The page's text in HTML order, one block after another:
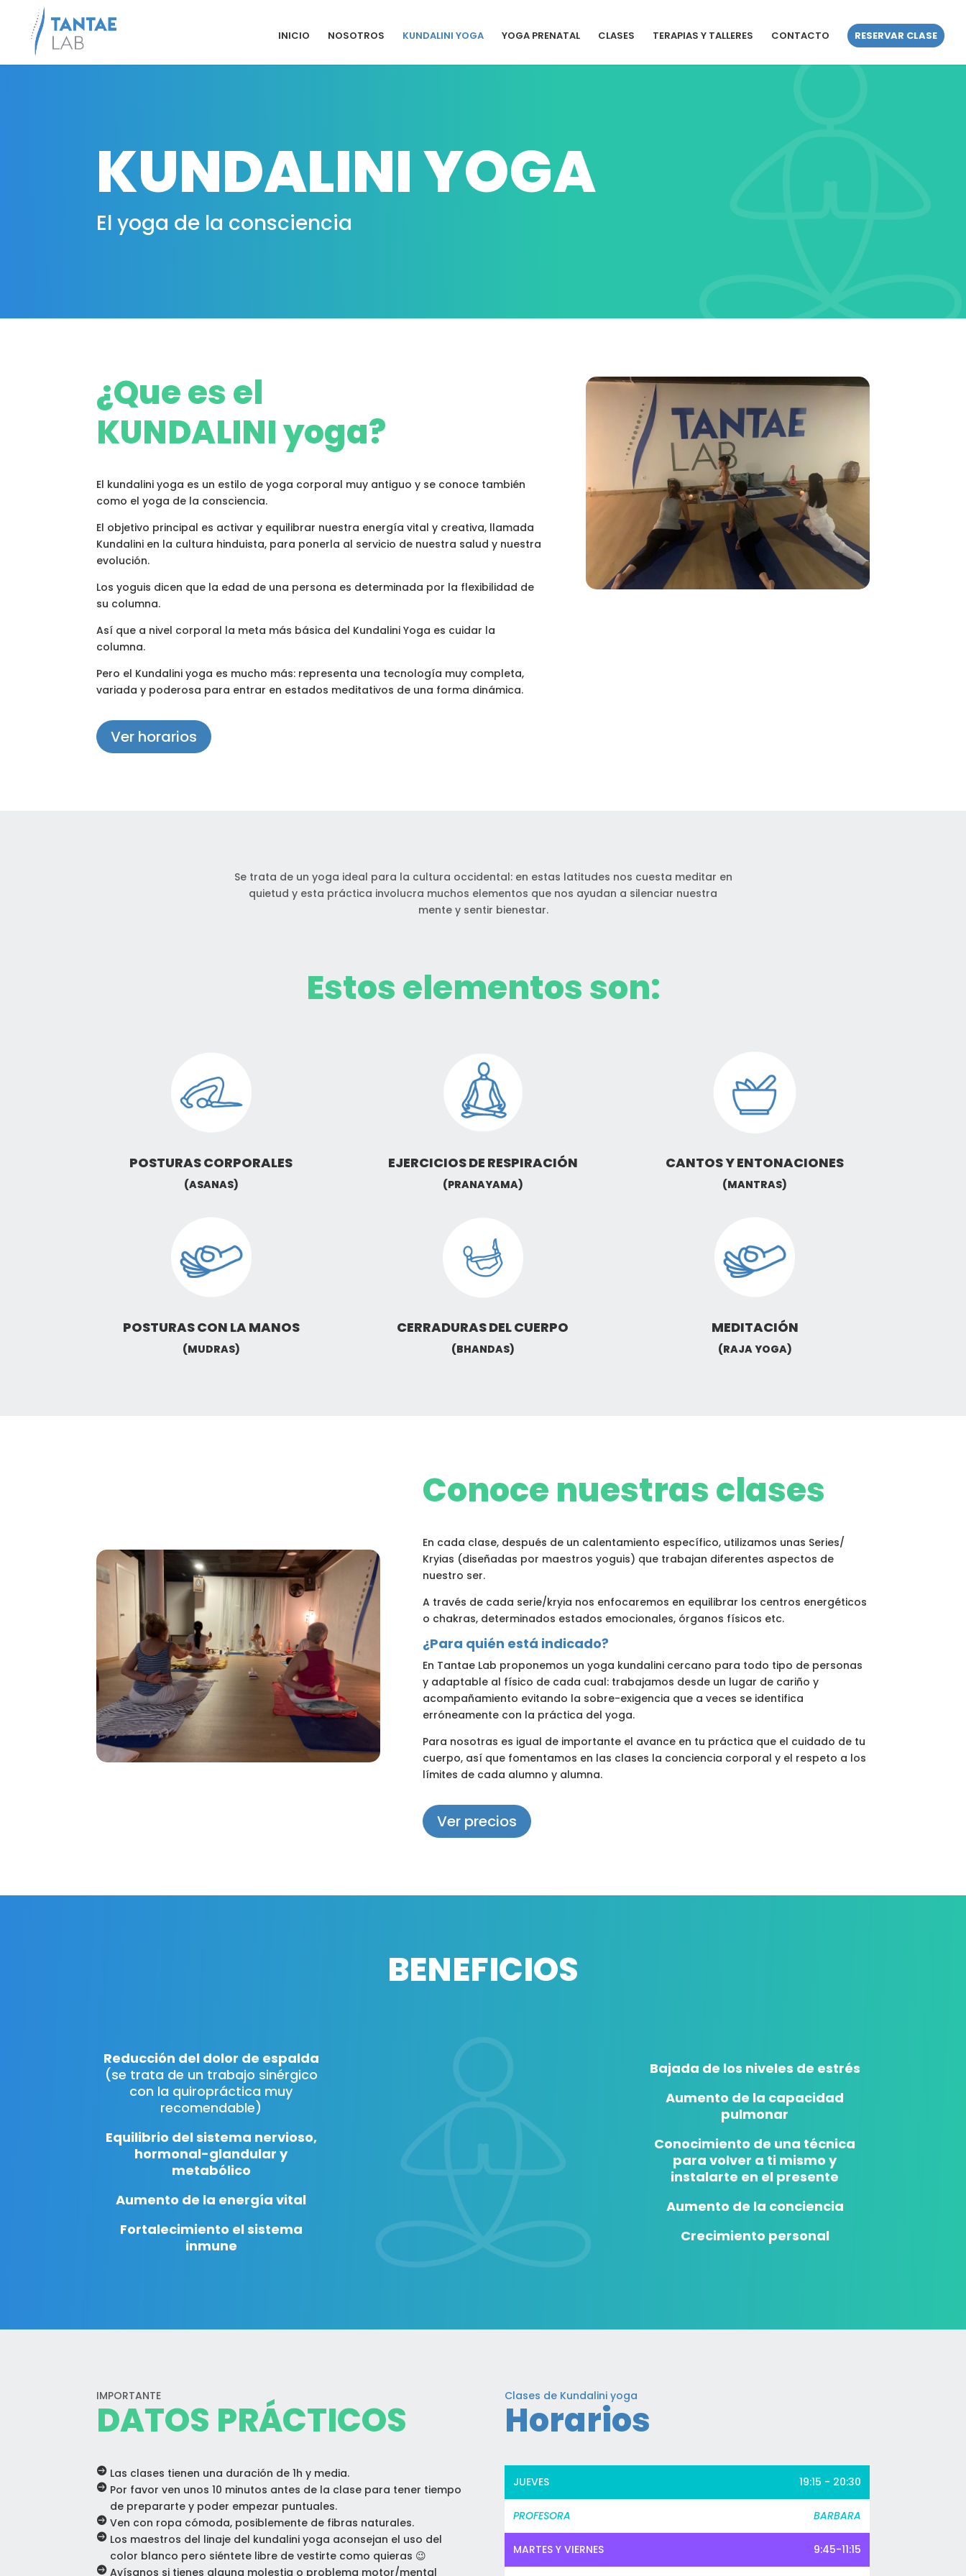
INICIO NOSOTROS KUNDALINI YOGA YOGA PRENATAL CLASES TERAPIAS Y TALLERES CONTACTO RESERVAR CLASE
KUNDALINI YOGA
El yoga de la consciencia
¿Que es el
KUNDALINI yoga?
El kundalini yoga es un estilo de yoga corporal muy antiguo y se conoce también
como el yoga de la consciencia.
El objetivo principal es activar y equilibrar nuestra energía vital y creativa, llamada
Kundalini en la cultura hinduista, para ponerla al servicio de nuestra salud y nuestra
evolución.
Los yoguis dicen que la edad de una persona es determinada por la flexibilidad de
su columna.
Así que a nivel corporal la meta más básica del Kundalini Yoga es cuidar la
columna.
Pero el Kundalini yoga es mucho más: representa una tecnología muy completa,
variada y poderosa para entrar en estados meditativos de una forma dinámica.
Ver horarios
Se trata de un yoga ideal para la cultura occidental: en estas latitudes nos cuesta meditar en
quietud y esta práctica involucra muchos elementos que nos ayudan a silenciar nuestra
mente y sentir bienestar.
Estos elementos son:
POSTURAS CORPORALES
(ASANAS)
POSTURAS CON LA MANOS
(MUDRAS)
EJERCICIOS DE RESPIRACIÓN
(PRANAYAMA)
CERRADURAS DEL CUERPO
(BHANDAS)
CANTOS Y ENTONACIONES
(MANTRAS)
MEDITACIÓN
(RAJA YOGA)
Conoce nuestras clases
En cada clase, después de un calentamiento específico, utilizamos unas Series/
Kryias (diseñadas por maestros yoguis) que trabajan diferentes aspectos de
nuestro ser.
A través de cada serie/kryia nos enfocaremos en equilibrar los centros energéticos
o chakras, determinados estados emocionales, órganos físicos etc.
¿Para quién está indicado?
En Tantae Lab proponemos un yoga kundalini cercano para todo tipo de personas
y adaptable al físico de cada cual: trabajamos desde un lugar de cariño y
acompañamiento evitando la sobre-exigencia que a veces se identifica
erróneamente con la práctica del yoga.
Para nosotras es igual de importante el avance en tu práctica que el cuidado de tu
cuerpo, así que fomentamos en las clases la conciencia corporal y el respeto a los
límites de cada alumno y alumna.
Ver precios
BENEFICIOS
Reducción del dolor de espalda
(se trata de un trabajo sinérgico
con la quiropráctica muy
recomendable)
Equilibrio del sistema nervioso,
hormonal-glandular y
metabólico
Aumento de la energía vital
Fortalecimiento el sistema
inmune
Bajada de los niveles de estrés
Aumento de la capacidad
pulmonar
Conocimiento de una técnica
para volver a ti mismo y
instalarte en el presente
Aumento de la conciencia
Crecimiento personal
IMPORTANTE
DATOS PRÁCTICOS
 Las clases tienen una duración de 1h y media.
 Por favor ven unos 10 minutos antes de la clase para tener tiempo
de prepararte y poder empezar puntuales.
 Ven con ropa cómoda, posiblemente de fibras naturales.
 Los maestros del linaje del kundalini yoga aconsejan el uso del
color blanco pero siéntete libre de vestirte como quieras 😉
 Avísanos si tienes alguna molestia o problema motor/mental
Clases de Kundalini yoga
Horarios
JUEVES 19:15 - 20:30
PROFESORA BARBARA
MARTES Y VIERNES 9:45-11:15